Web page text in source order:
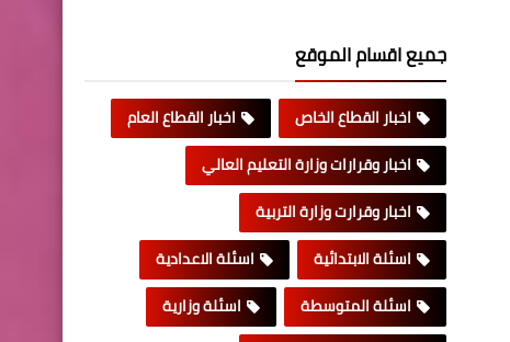
جميع اقسام الموقع
اخبار القطاع الخاص
اخبار القطاع العام
اخبار وقرارات وزارة التعليم العالي
اخبار وقرارت وزارة التربية
اسئلة الابتدائية
اسئلة الاعدادية
اسئلة المتوسطة
اسئلة وزارية